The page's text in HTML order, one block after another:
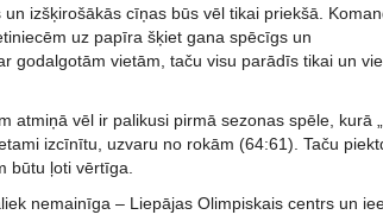
izšķirošākās cīņas būs vēl tikai priekšā.
uz papīra šķiet gana spēcīgs un
godalgotām vietām, taču visu parādīs tikai un
atmiņā vēl ir palikusi pirmā sezonas spēle, kurā
izcīnītu, uzvaru no rokām (64:61). Taču
būtu ļoti vērtīga.
nemainīga – Liepājas Olimpiskais centrs un